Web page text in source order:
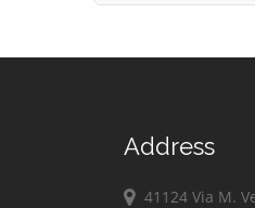
Address
41124 Via M.